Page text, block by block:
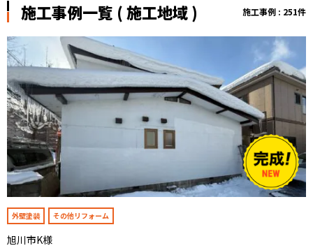
施工事例一覧 ( 施工地域 ) 施工事例 : 251件
外壁塗装 その他リフォーム
旭川市K様